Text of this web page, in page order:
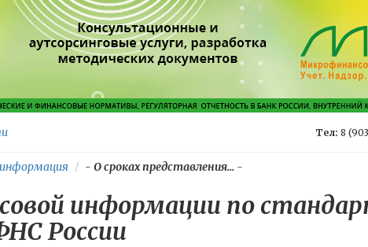
Тел: 8
- О сроках представления... -
информации по
России